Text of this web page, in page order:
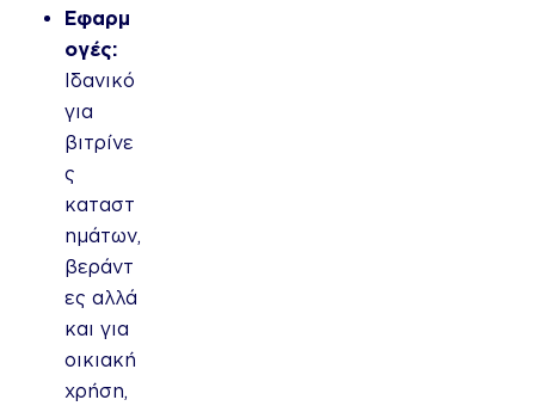
Εφαρμ
ογές:
Ιδανικό
για
βιτρίνε
ς
καταστ
ημάτων,
βεράντ
ες αλλά
και για
οικιακή
χρήση,